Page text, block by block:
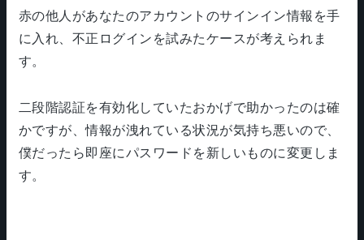
赤の他人があなたのアカウントのサインイン情報を手
に入れ、不正ログインを試みたケースが考えられま
す。
二段階認証を有効化していたおかげで助かったのは確
かですが、情報が洩れている状況が気持ち悪いので、
僕だったら即座にパスワードを新しいものに変更しま
す。